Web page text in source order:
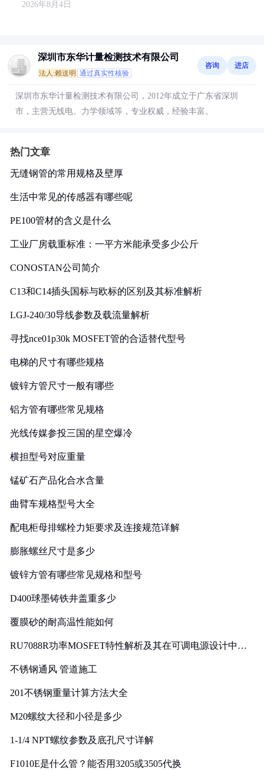
2026年8月4日
深圳市东华计量检测技术有限公司
法人:赖送明 通过真实性核验
咨询 进店
深圳市东华计量检测技术有限公司，2012年成立于广东省深圳
市，主营无线电、力学领域等，专业权威，经验丰富。
热门文章
无缝钢管的常用规格及壁厚
生活中常见的传感器有哪些呢
PE100管材的含义是什么
工业厂房载重标准：一平方米能承受多少公斤
CONOSTAN公司简介
C13和C14插头国标与欧标的区别及其标准解析
LGJ-240/30导线参数及载流量解析
寻找nce01p30k MOSFET管的合适替代型号
电梯的尺寸有哪些规格
镀锌方管尺寸一般有哪些
铝方管有哪些常见规格
光线传媒参投三国的星空爆冷
横担型号对应重量
锰矿石产品化合水含量
曲臂车规格型号大全
配电柜母排螺栓力矩要求及连接规范详解
膨胀螺丝尺寸是多少
镀锌方管有哪些常见规格和型号
D400球墨铸铁井盖重多少
覆膜砂的耐高温性能如何
RU7088R功率MOSFET特性解析及其在可调电源设计中的
不锈钢通风 管道施工
201不锈钢重量计算方法大全
M20螺纹大径和小径是多少
1-1/4 NPT螺纹参数及底孔尺寸详解
F1010E是什么管？能否用3205或3505代换